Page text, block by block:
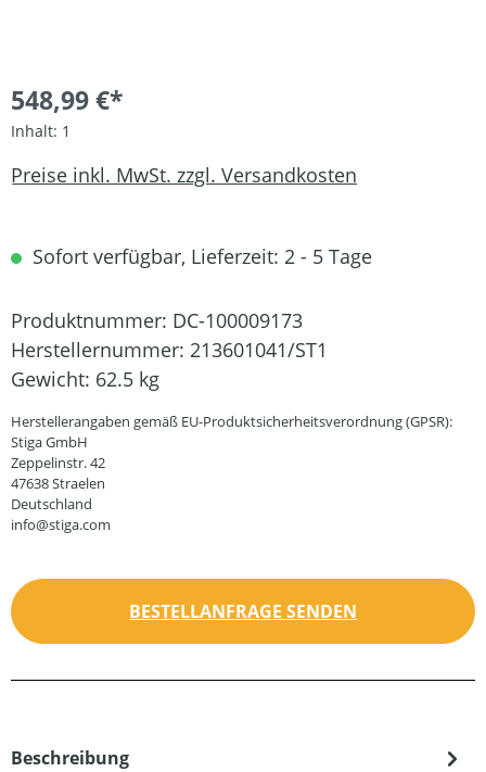
548,99 €*
Inhalt: 1
Preise inkl. MwSt. zzgl. Versandkosten
Sofort verfügbar, Lieferzeit: 2 - 5 Tage
Produktnummer: DC-100009173
Herstellernummer: 213601041/ST1
Gewicht: 62.5 kg
Herstellerangaben gemäß EU-Produktsicherheitsverordnung (GPSR):
Stiga GmbH
Zeppelinstr. 42
47638 Straelen
Deutschland
info@stiga.com
BESTELLANFRAGE SENDEN
Beschreibung